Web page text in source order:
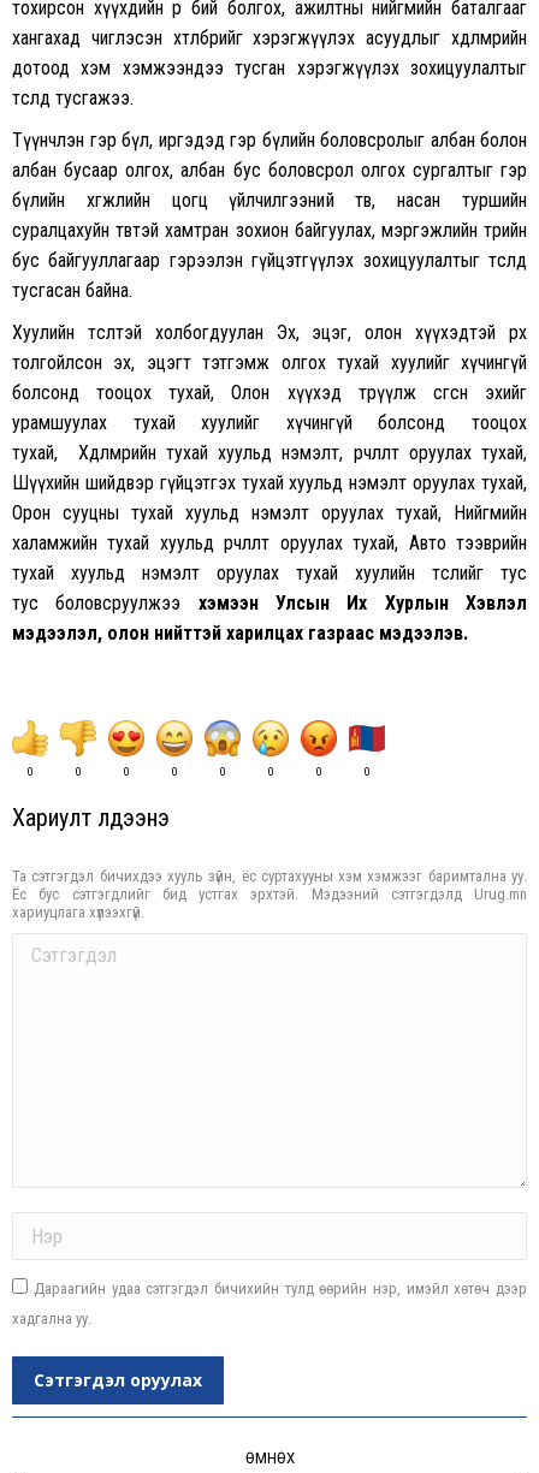
тохирсон хүүхдийн өрөө бий болгох, ажилтны нийгмийн баталгааг
хангахад чиглэсэн хөтөлбөрийг хэрэгжүүлэх асуудлыг хөдөлмөрийн
дотоод хэм хэмжээндээ тусган хэрэгжүүлэх зохицуулалтыг
төсөлд тусгажээ.
Түүнчлэн гэр бүл, иргэдэд гэр бүлийн боловсролыг албан болон
албан бусаар олгох, албан бус боловсрол олгох сургалтыг гэр
бүлийн хөгжлийн цогц үйлчилгээний төв, насан туршийн
суралцахуйн төвтэй хамтран зохион байгуулах, мэргэжлийн төрийн
бус байгууллагаар гэрээлэн гүйцэтгүүлэх зохицуулалтыг төсөлд
тусгасан байна.
Хуулийн төсөлтэй холбогдуулан Эх, эцэг, олон хүүхэдтэй өрх
толгойлсон эх, эцэгт тэтгэмж олгох тухай хуулийг хүчингүй
болсонд тооцох тухай, Олон хүүхэд төрүүлж өсгөсөн эхийг
урамшуулах тухай хуулийг хүчингүй болсонд тооцох
тухай, Хөдөлмөрийн тухай хуульд нэмэлт, өөрчлөлт оруулах тухай,
Шүүхийн шийдвэр гүйцэтгэх тухай хуульд нэмэлт оруулах тухай,
Орон сууцны тухай хуульд нэмэлт оруулах тухай, Нийгмийн
халамжийн тухай хуульд өөрчлөлт оруулах тухай, Авто тээврийн
тухай хуульд нэмэлт оруулах тухай хуулийн төслийг тус
тус боловсруулжээ хэмээн Улсын Их Хурлын Хэвлэл
мэдээлэл, олон нийттэй харилцах газраас мэдээлэв.
0 0 0 0 0 0 0 0
Хариулт үлдээнэ үү
Та сэтгэгдэл бичихдээ хууль зүйн, ёс суртахууны хэм хэмжээг баримтална уу.
Ёс бус сэтгэгдлийг бид устгах эрхтэй. Мэдээний сэтгэгдэлд Urug.mn
хариуцлага хүлээхгүй.
Comment
Дараагийн удаа сэтгэгдэл бичихийн тулд өөрийн нэр, имэйл хөтөч дээр
хадгална уу.
Сэтгэгдэл оруулах
ӨМНӨХ